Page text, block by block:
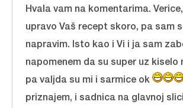
Hvala vam na komentarima.
upravo Vaš recept skoro, pa sam
napravim. Isto kao i Vi i ja sam
napomenem da su super uz kiselo
pa valjda su mi i sarmice ok
priznajem, i sadnica na glavnoj